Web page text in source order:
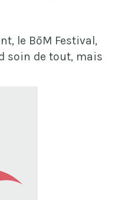
le BōM Festival,
soin de tout, mais